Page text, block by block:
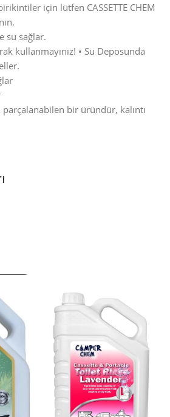
için lütfen CASSETTE CHEM
su sağlar.
kullanmayınız! • Su Deposunda
bir üründür, kalıntı